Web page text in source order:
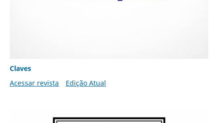
Claves
Acessar revista
Edição Atual